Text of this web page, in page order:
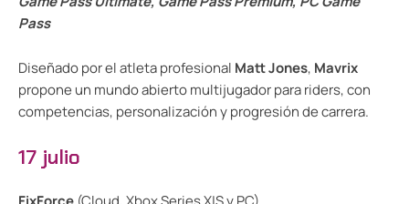
Pass
Diseñado por el atleta profesional Matt Jones, Mavrix
propone un mundo abierto multijugador para riders, con
competencias, personalización y progresión de carrera.
17 julio